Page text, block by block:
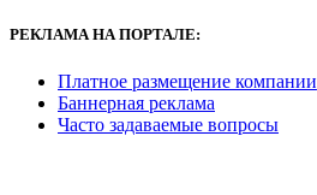
РЕКЛАМАНА ПОРТАЛЕ:
Платное размещение компании
Баннерная реклама
Часто задаваемые вопросы